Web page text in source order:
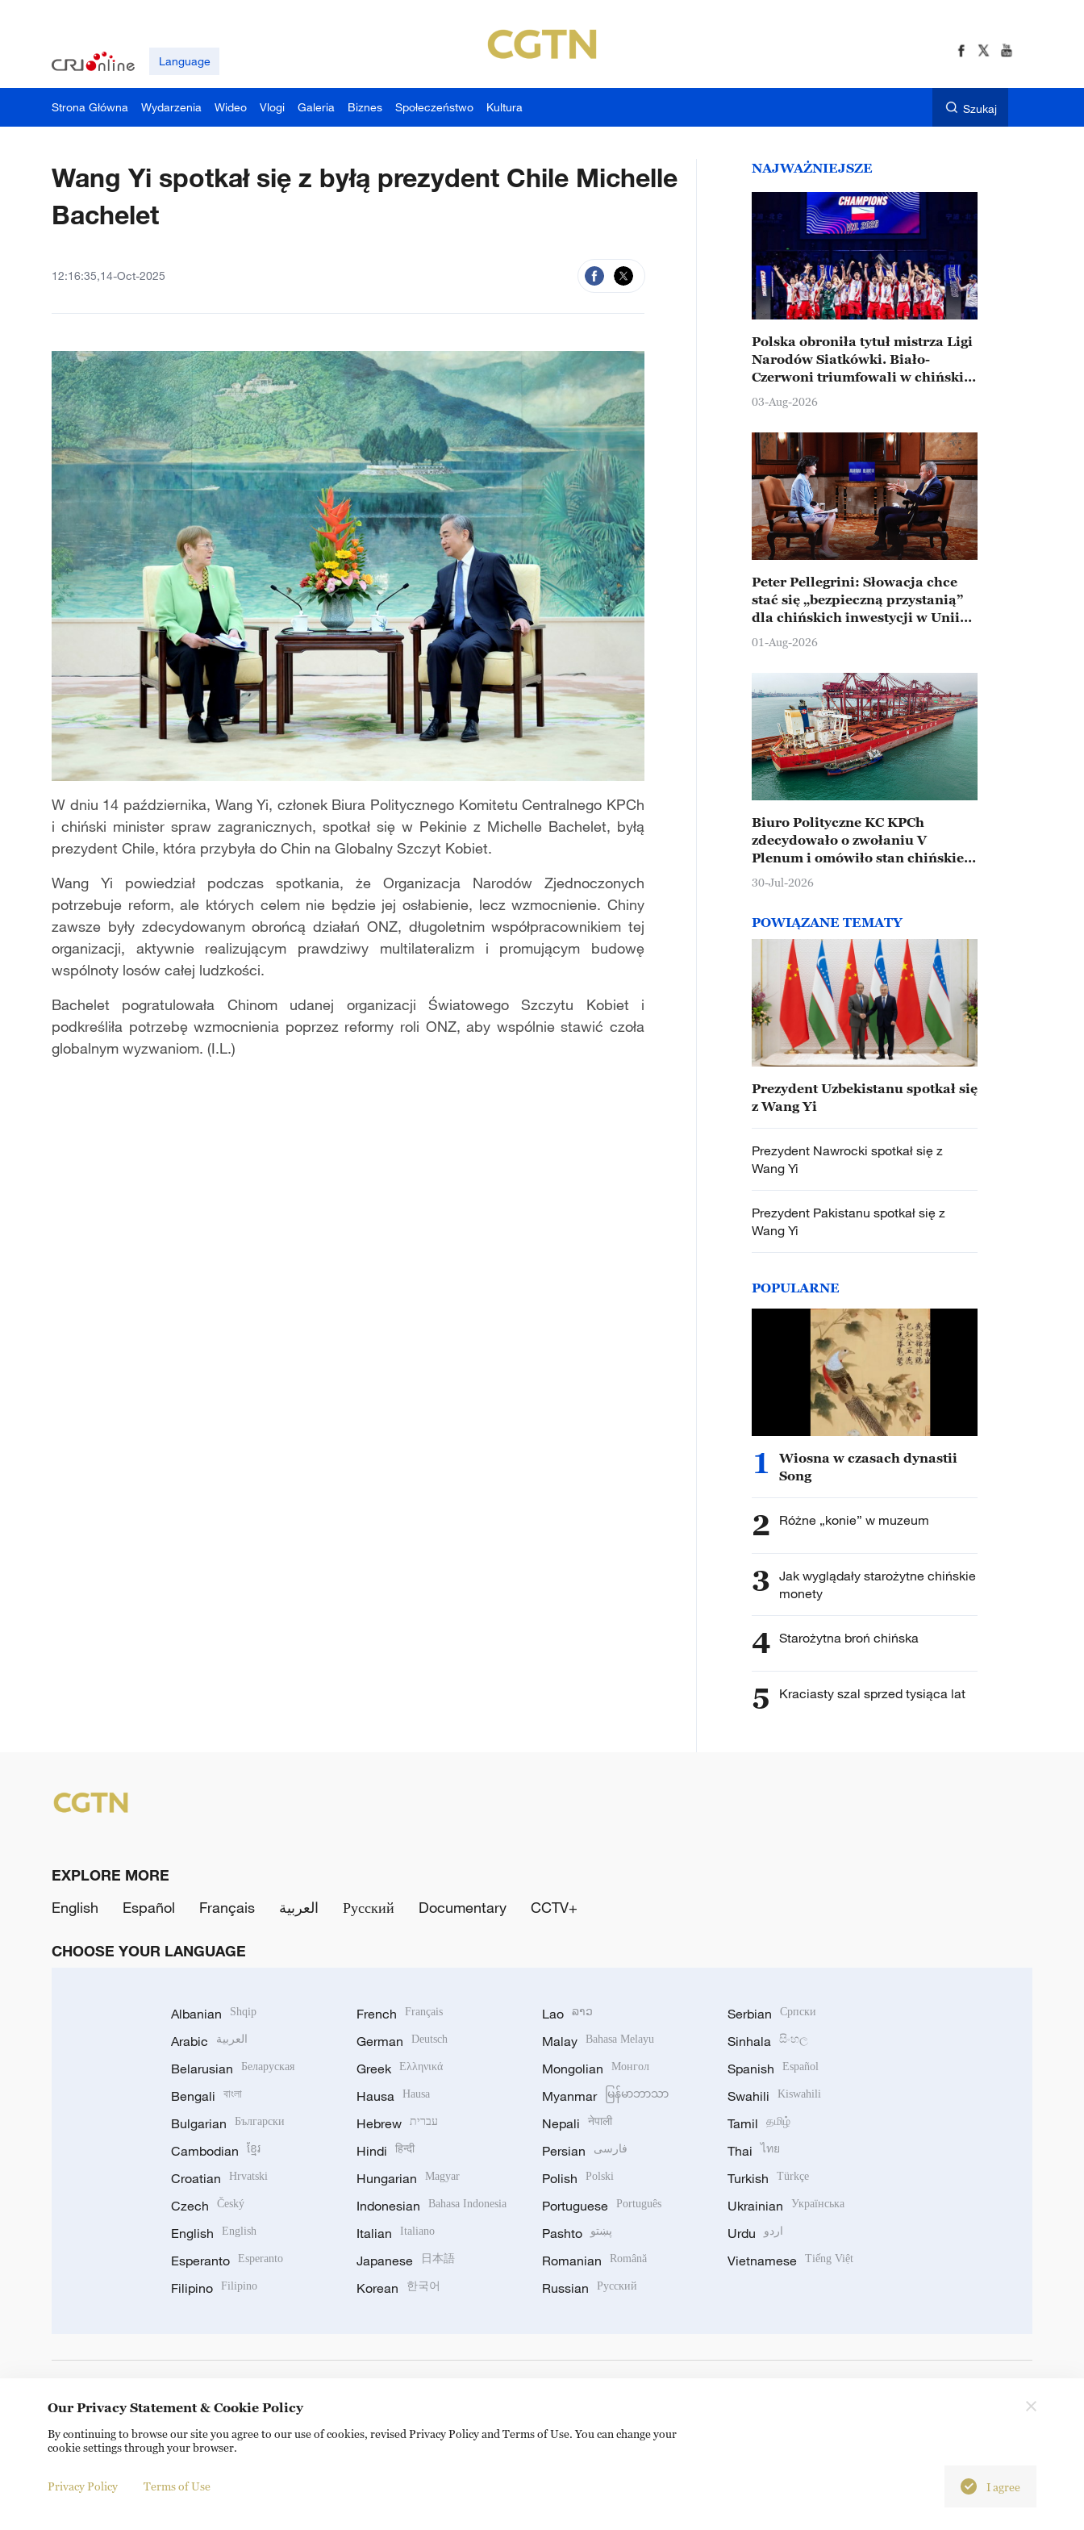
Language
Strona Główna Wydarzenia Wideo Vlogi Galeria Biznes Społeczeństwo Kultura Szukaj
Wang Yi spotkał się z byłą prezydent Chile Michelle
Bachelet
12:16:35,14-Oct-2025
W dniu 14 października, Wang Yi, członek Biura Politycznego Komitetu Centralnego KPCh
i chiński minister spraw zagranicznych, spotkał się w Pekinie z Michelle Bachelet, byłą
prezydent Chile, która przybyła do Chin na Globalny Szczyt Kobiet.
Wang Yi powiedział podczas spotkania, że Organizacja Narodów Zjednoczonych
potrzebuje reform, ale których celem nie będzie jej osłabienie, lecz wzmocnienie. Chiny
zawsze były zdecydowanym obrońcą działań ONZ, długoletnim współpracownikiem tej
organizacji, aktywnie realizującym prawdziwy multilateralizm i promującym budowę
wspólnoty losów całej ludzkości.
Bachelet pogratulowała Chinom udanej organizacji Światowego Szczytu Kobiet i
podkreśliła potrzebę wzmocnienia poprzez reformy roli ONZ, aby wspólnie stawić czoła
globalnym wyzwaniom. (I.L.)
NAJWAŻNIEJSZE
Polska obroniła tytuł mistrza Ligi
Narodów Siatkówki. Biało-
Czerwoni triumfowali w chińskim
Ningbo
03-Aug-2026
Peter Pellegrini: Słowacja chce
stać się „bezpieczną przystanią”
dla chińskich inwestycji w Unii
Europejskiej
01-Aug-2026
Biuro Polityczne KC KPCh
zdecydowało o zwołaniu V
Plenum i omówiło stan chińskiej
gospodarki
30-Jul-2026
POWIĄZANE TEMATY
Prezydent Uzbekistanu spotkał się
z Wang Yi
Prezydent Nawrocki spotkał się z
Wang Yi
Prezydent Pakistanu spotkał się z
Wang Yi
POPULARNE
1
Wiosna w czasach dynastii
Song
2 Różne „konie” w muzeum
3 Jak wyglądały starożytne chińskie
monety
4 Starożytna broń chińska
5 Kraciasty szal sprzed tysiąca lat
EXPLORE MORE
English
Español Français العربية Русский Documentary CCTV+
CHOOSE YOUR LANGUAGE
Albanian Shqip
Arabic العربية
Belarusian Беларуская
Bengali বাংলা
Bulgarian Български
Cambodian ខ្មែរ
Croatian Hrvatski
Czech Český
English English
Esperanto Esperanto
Filipino Filipino
French Français
German Deutsch
Greek Ελληνικά
Hausa Hausa
Hebrew עברית
Hindi हिन्दी
Hungarian Magyar
Indonesian Bahasa Indonesia
Italian Italiano
Japanese 日本語
Korean 한국어
Lao ລາວ
Malay Bahasa Melayu
Mongolian Монгол
Myanmar မြန်မာဘာသာ
Nepali नेपाली
Persian فارسی
Polish Polski
Portuguese Português
Pashto پښتو
Romanian Română
Russian Русский
Serbian Српски
Sinhala සිංහල
Spanish Español
Swahili Kiswahili
Tamil தமிழ்
Thai ไทย
Turkish Türkçe
Ukrainian Українська
Urdu اردو
Vietnamese Tiếng Việt
© China Radio International.CRI. All Rights Reserved. 16A Shijingshan Road, Beijing, China. 100040
Our Privacy Statement & Cookie Policy
By continuing to browse our site you agree to our use of cookies, revised Privacy Policy and Terms of Use. You can change your
cookie settings through your browser.
Privacy Policy Terms of Use I agree